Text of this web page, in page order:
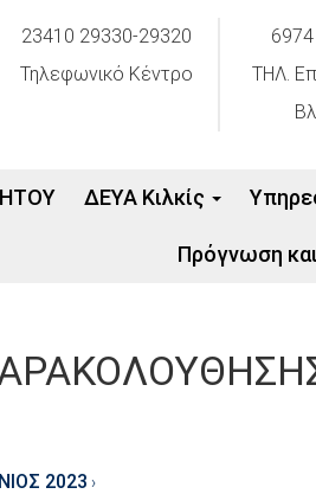
23410 29330-29320
Τηλεφωνικό Κέντρο
ΤΗΛ.
ΔΕΥΑ Κιλκίς
Πρόγνωση
2023 ›